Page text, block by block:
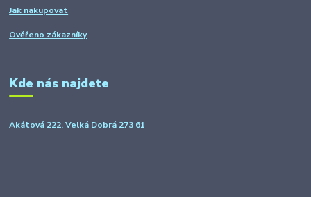
Jak nakupovat
Ověřeno zákazníky
Kde nás najdete
Akátová 222, Velká Dobrá 273 61